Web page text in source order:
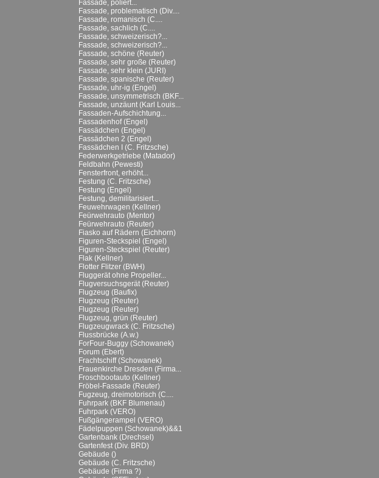
Fassade, poliert...
Fassade, problematisch (Div....
Fassade, romanisch (C....
Fassade, sachlich (C....
Fassade, schweizerisch?...
Fassade, schweizerisch?...
Fassade, schöne (Reuter)
Fassade, sehr große (Reuter)
Fassade, sehr klein (JURI)
Fassade, spanische (Reuter)
Fassade, uhr-ig (Engel)
Fassade, unsymmetrisch (BKF...
Fassade, unzäunt (Karl Louis...
Fassaden-Aufschichtung...
Fassadenhof (Engel)
Fassädchen (Engel)
Fassädchen 2 (Engel)
Fassädchen I (C. Fritzsche)
Federwerkgetriebe (Matador)
Feldbahn (Pewesti)
Fensterfront, erhöht...
Festung (C. Fritzsche)
Festung (Engel)
Festung, demilitarisiert...
Feuwehrwagen (Kellner)
Feürwehrauto (Mentor)
Feürwehrauto (Reuter)
Fiasko auf Rädern (Eichhorn)
Figuren-Steckspiel (Engel)
Figuren-Steckspiel (Reuter)
Flak (Kellner)
Flotter Flitzer (BWH)
Fluggerät ohne Propeller...
Flugversuchsgerät (Reuter)
Flugzeug (Baufix)
Flugzeug (Reuter)
Flugzeug (Reuter)
Flugzeug, grün (Reuter)
Flugzeugwrack (C. Fritzsche)
Flussbrücke (A.w.)
ForFour-Buggy (Schowanek)
Forum (Ebert)
Frachtschiff (Schowanek)
Frauenkirche Dresden (Firma...
Froschbootauto (Kellner)
Fröbel-Fassade (Reuter)
Fugzeug, dreimotorisch (C....
Fuhrpark (BKF Blumenau)
Fuhrpark (VERO)
Fußgängerampel (VERO)
Fädelpuppen (Schowanek)&&1
Gartenbank (Drechsel)
Gartenfest (Div. BRD)
Gebäude ()
Gebäude (C. Fritzsche)
Gebäude (Firma ?)